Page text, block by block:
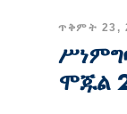
ጥቅምት 23,
ሞጁል